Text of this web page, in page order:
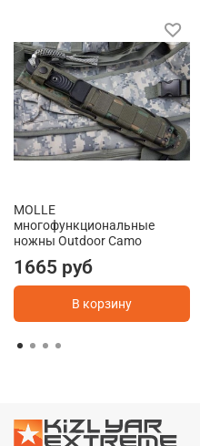
MOLLE
многофункциональные
ножны Outdoor Camo
1665 руб
В корзину